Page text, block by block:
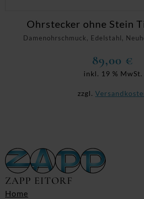
Damenohrschmuck, Edelstahl,
Ohrstecker ohne Stein
89,00 €
inkl. 19 % MwSt.
zzgl.
ZAPP EITORF
Home